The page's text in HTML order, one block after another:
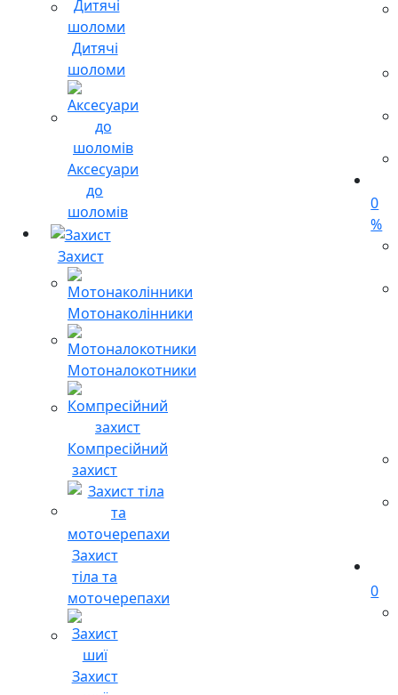
Дитячі
шоломи
Аксесуари
до
шоломів
Захист
Мотонаколінники
Мотоналокотники
Компресійний
захист
Захист
тіла та
моточерепахи
Захист
0
%
0